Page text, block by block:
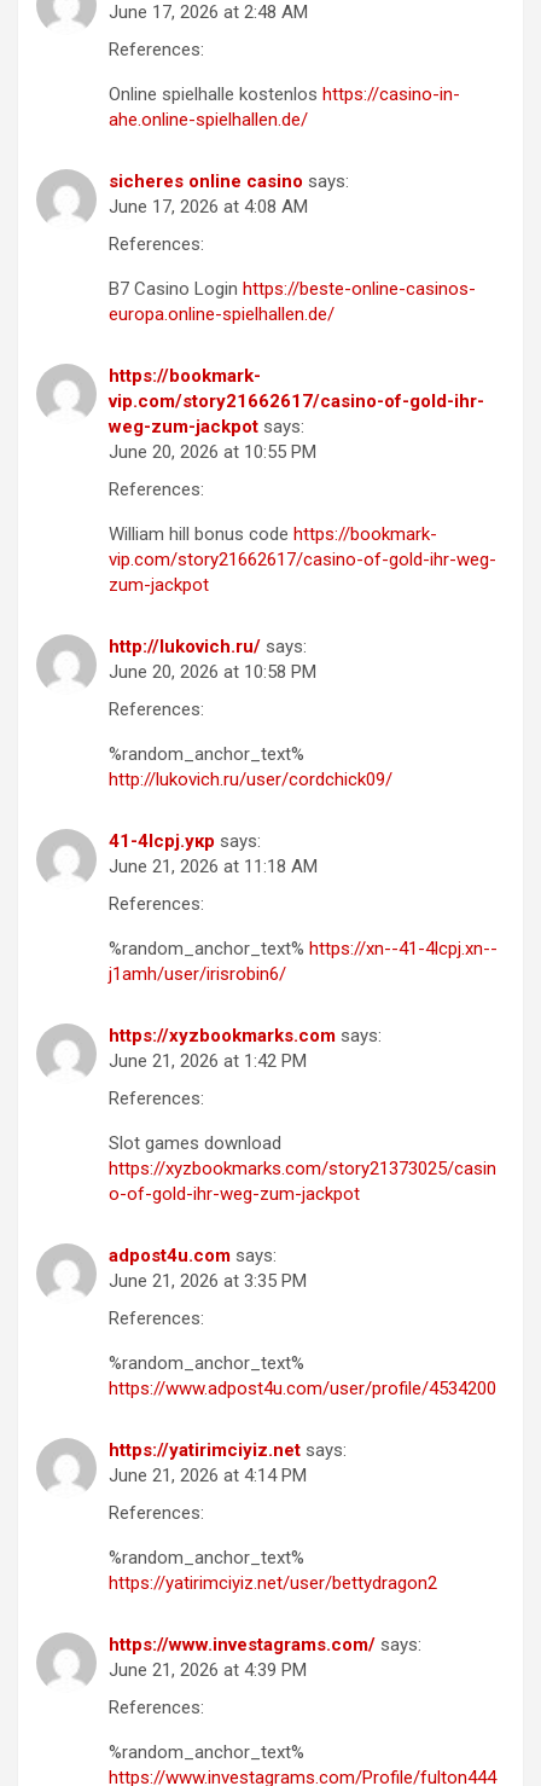
June 17, 2026 at 2:48 AM
References:
Online spielhalle kostenlos https://casino-in-
ahe.online-spielhallen.de/
sicheres online casino says:
June 17, 2026 at 4:08 AM
References:
B7 Casino Login https://beste-online-casinos-
europa.online-spielhallen.de/
https://bookmark-
vip.com/story21662617/casino-of-gold-ihr-
weg-zum-jackpot says:
June 20, 2026 at 10:55 PM
References:
William hill bonus code https://bookmark-
vip.com/story21662617/casino-of-gold-ihr-weg-
zum-jackpot
http://lukovich.ru/ says:
June 20, 2026 at 10:58 PM
References:
%random_anchor_text%
http://lukovich.ru/user/cordchick09/
41-4lcpj.укр says:
June 21, 2026 at 11:18 AM
References:
%random_anchor_text% https://xn--41-4lcpj.xn--
j1amh/user/irisrobin6/
https://xyzbookmarks.com says:
June 21, 2026 at 1:42 PM
References:
Slot games download
https://xyzbookmarks.com/story21373025/casin
o-of-gold-ihr-weg-zum-jackpot
adpost4u.com says:
June 21, 2026 at 3:35 PM
References:
%random_anchor_text%
https://www.adpost4u.com/user/profile/4534200
https://yatirimciyiz.net says:
June 21, 2026 at 4:14 PM
References:
%random_anchor_text%
https://yatirimciyiz.net/user/bettydragon2
https://www.investagrams.com/ says:
June 21, 2026 at 4:39 PM
References:
%random_anchor_text%
https://www.investagrams.com/Profile/fulton444